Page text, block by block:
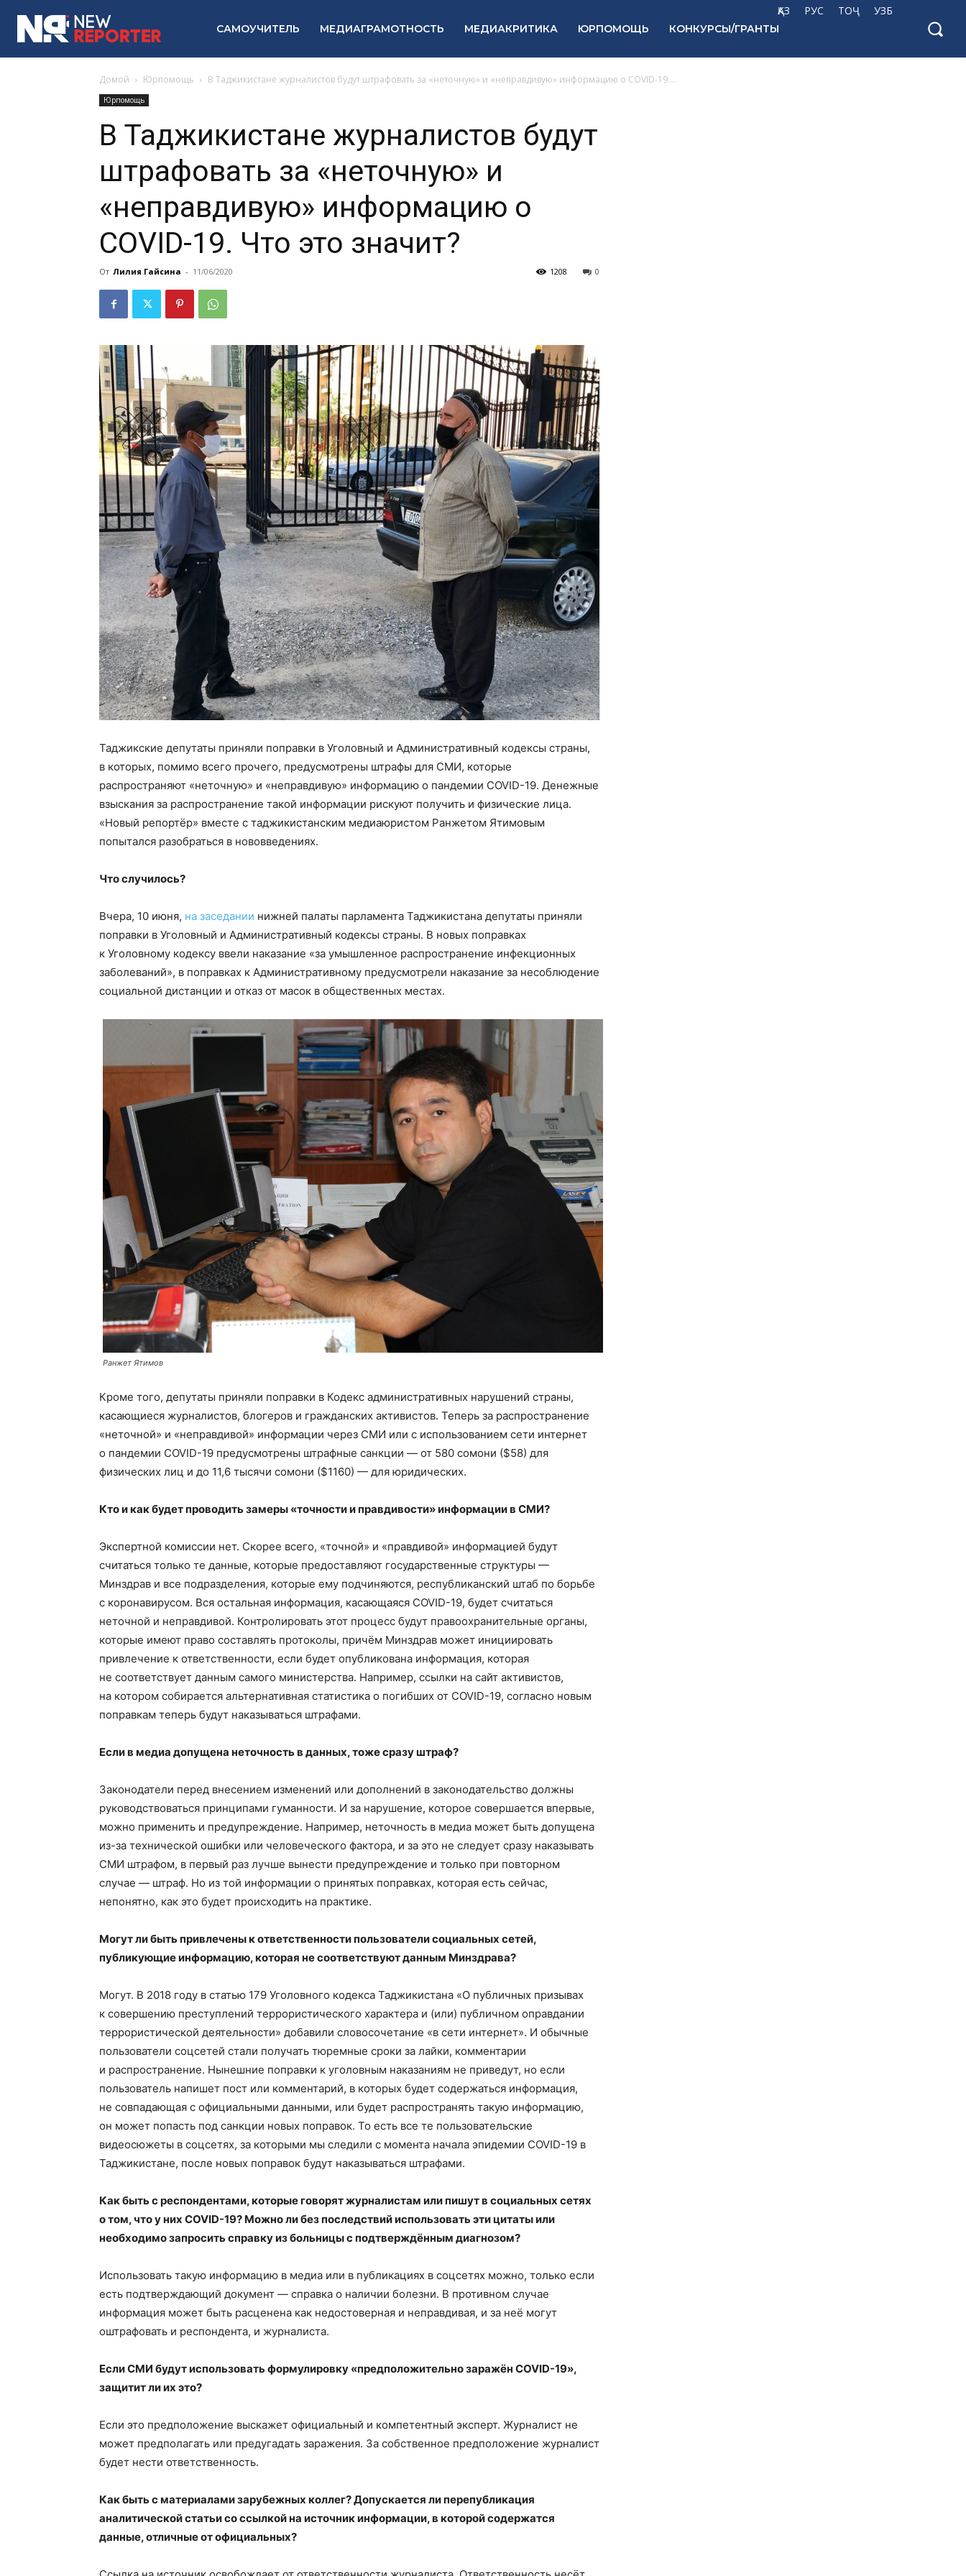
ҚАЗ РУС ТОҶ УЗБ
САМОУЧИТЕЛЬ МЕДИАГРАМОТНОСТЬ МЕДИАКРИТИКА ЮРПОМОЩЬ КОНКУРСЫ/ГРАНТЫ
Домой Юрпомощь В Таджикистане журналистов будут штрафовать за «неточную» и «неправдивую» информацию о COVID-19....
Юрпомощь
В Таджикистане журналистов будут
штрафовать за «неточную» и
«неправдивую» информацию о
COVID-19. Что это значит?
От Лилия Гайсина - 11/06/2020 0
1208
Таджикские депутаты приняли поправки в Уголовный и Административный кодексы страны,
в которых, помимо всего прочего, предусмотрены штрафы для СМИ, которые
распространяют «неточную» и «неправдивую» информацию о пандемии COVID-19. Денежные
взыскания за распространение такой информации рискуют получить и физические лица.
«Новый репортёр» вместе с таджикистанским медиаюристом Ранжетом Ятимовым
попытался разобраться в нововведениях.
Что случилось?
Вчера, 10 июня, на заседании нижней палаты парламента Таджикистана депутаты приняли
поправки в Уголовный и Административный кодексы страны. В новых поправках
к Уголовному кодексу ввели наказание «за умышленное распространение инфекционных
заболеваний», в поправках к Административному предусмотрели наказание за несоблюдение
социальной дистанции и отказ от масок в общественных местах.
Ранжет Ятимов
Кроме того, депутаты приняли поправки в Кодекс административных нарушений страны,
касающиеся журналистов, блогеров и гражданских активистов. Теперь за распространение
«неточной» и «неправдивой» информации через СМИ или c использованием сети интернет
о пандемии COVID-19 предусмотрены штрафные санкции — от 580 сомони ($58) для
физических лиц и до 11,6 тысячи сомони ($1160) — для юридических.
Кто и как будет проводить замеры «точности и правдивости» информации в СМИ?
Экспертной комиссии нет. Скорее всего, «точной» и «правдивой» информацией будут
считаться только те данные, которые предоставляют государственные структуры —
Минздрав и все подразделения, которые ему подчиняются, республиканский штаб по борьбе
с коронавирусом. Вся остальная информация, касающаяся COVID-19, будет считаться
неточной и неправдивой. Контролировать этот процесс будут правоохранительные органы,
которые имеют право составлять протоколы, причём Минздрав может инициировать
привлечение к ответственности, если будет опубликована информация, которая
не соответствует данным самого министерства. Например, ссылки на сайт активистов,
на котором собирается альтернативная статистика о погибших от COVID-19, согласно новым
поправкам теперь будут наказываться штрафами.
Если в медиа допущена неточность в данных, тоже сразу штраф?
Законодатели перед внесением изменений или дополнений в законодательство должны
руководствоваться принципами гуманности. И за нарушение, которое совершается впервые,
можно применить и предупреждение. Например, неточность в медиа может быть допущена
из-за технической ошибки или человеческого фактора, и за это не следует сразу наказывать
СМИ штрафом, в первый раз лучше вынести предупреждение и только при повторном
случае — штраф. Но из той информации о принятых поправках, которая есть сейчас,
непонятно, как это будет происходить на практике.
Могут ли быть привлечены к ответственности пользователи социальных сетей,
публикующие информацию, которая не соответствуют данным Минздрава?
Могут. В 2018 году в статью 179 Уголовного кодекса Таджикистана «О публичных призывах
к совершению преступлений террористического характера и (или) публичном оправдании
террористической деятельности» добавили словосочетание «в сети интернет». И обычные
пользователи соцсетей стали получать тюремные сроки за лайки, комментарии
и распространение. Нынешние поправки к уголовным наказаниям не приведут, но если
пользователь напишет пост или комментарий, в которых будет содержаться информация,
не совпадающая с официальными данными, или будет распространять такую информацию,
он может попасть под санкции новых поправок. То есть все те пользовательские
видеосюжеты в соцсетях, за которыми мы следили с момента начала эпидемии COVID-19 в
Таджикистане, после новых поправок будут наказываться штрафами.
Как быть с респондентами, которые говорят журналистам или пишут в социальных сетях
о том, что у них COVID-19? Можно ли без последствий использовать эти цитаты или
необходимо запросить справку из больницы с подтверждённым диагнозом?
Использовать такую информацию в медиа или в публикациях в соцсетях можно, только если
есть подтверждающий документ — справка о наличии болезни. В противном случае
информация может быть расценена как недостоверная и неправдивая, и за неё могут
оштрафовать и респондента, и журналиста.
Если СМИ будут использовать формулировку «предположительно заражён COVID-19»,
защитит ли их это?
Если это предположение выскажет официальный и компетентный эксперт. Журналист не
может предполагать или предугадать заражения. За собственное предположение журналист
будет нести ответственность.
Как быть с материалами зарубежных коллег? Допускается ли перепубликация
аналитической статьи со ссылкой на источник информации, в которой содержатся
данные, отличные от официальных?